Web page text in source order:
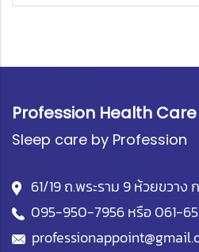
Profession Health Care
Sleep care by Profession
61/19 ถ.พระราม 9 ห้วยขวาง
095-950-7956หรือ061-